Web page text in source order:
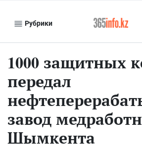
Рубрики
1000 защитных
передал
завод
Шымкента